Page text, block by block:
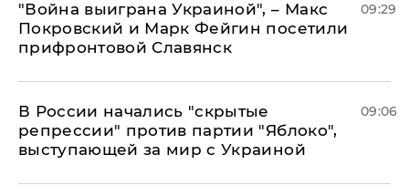
"Война выиграна Украиной", – Макс
Покровский и Марк Фейгин посетили
прифронтовой Славянск
09:29
В России начались "скрытые
репрессии" против партии "Яблоко",
выступающей за мир с Украиной
09:06